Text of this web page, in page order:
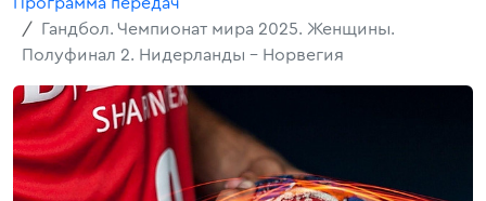
Гандбол. Чемпионат мира 2025. Женщины.
Полуфинал 2. Нидерланды - Норвегия